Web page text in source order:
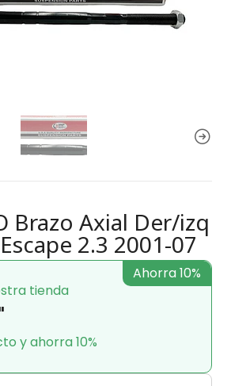
Brazo Axial Der/izq
2.3 2001-07
tienda
y ahorra 10%
Ahorra 10%